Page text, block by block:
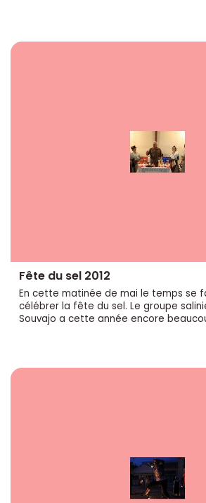
Fête du sel 2012
En cette matinée de mai le temps se
célébrer la fête du sel. Le groupe
Souvajo a cette année encore